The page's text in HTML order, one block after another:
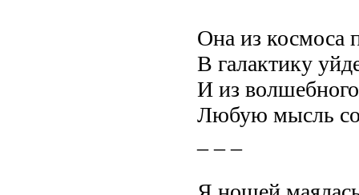
Она из космоса
В галактику
И из
Любую мысль